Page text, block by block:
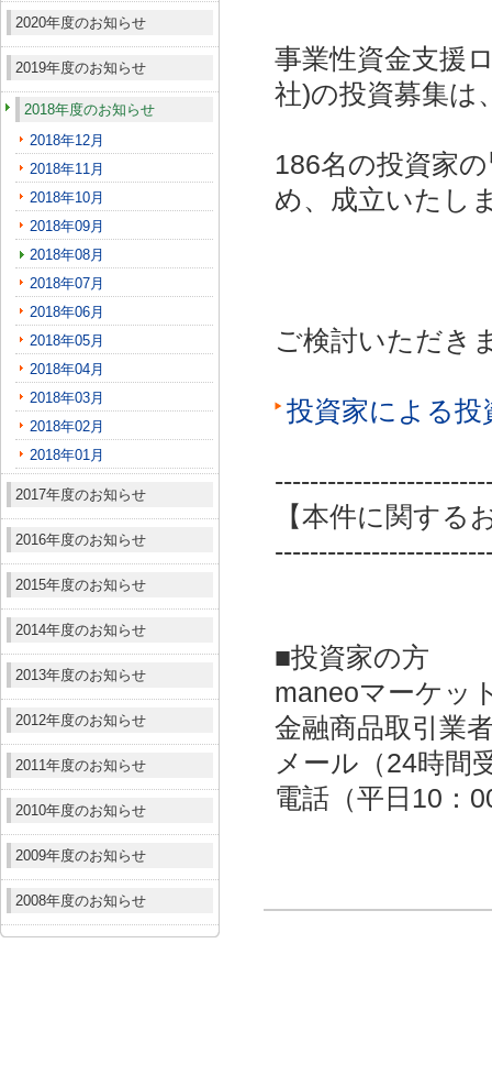
2020年度のお知らせ
2019年度のお知らせ
2018年度のお知らせ
2018年12月
2018年11月
2018年10月
2018年09月
2018年08月
2018年07月
2018年06月
2018年05月
2018年04月
2018年03月
2018年02月
2018年01月
2017年度のお知らせ
2016年度のお知らせ
2015年度のお知らせ
2014年度のお知らせ
2013年度のお知らせ
2012年度のお知らせ
2011年度のお知らせ
2010年度のお知らせ
2009年度のお知らせ
2008年度のお知らせ
事業性資金支援
社)の投資募集は
186名の投資家
め、成立いたし
ご検討いただき
投資家による
【本件に関する
■投資家の方
maneoマーケッ
金融商品取引業
メール（24時間
電話（平日10：